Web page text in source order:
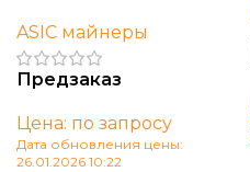
ASIC майнеры
Предзаказ
Цена: по запросу
Дата обновления цены:
26.01.2026 10:22